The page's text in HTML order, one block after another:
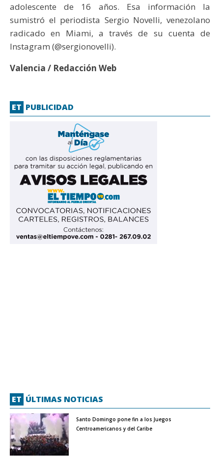
adolescente de 16 años. Esa información la
sumistró el periodista Sergio Novelli, venezolano
radicado en Miami, a través de su cuenta de
Instagram (@sergionovelli).
Valencia / Redacción Web
ET PUBLICIDAD
ET ÚLTIMAS NOTICIAS
Santo Domingo pone fin a los Juegos
Centroamericanos y del Caribe